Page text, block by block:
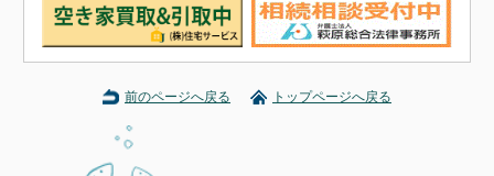
前のページへ戻る トップページへ戻る